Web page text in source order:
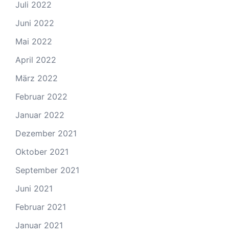
Juli 2022
Juni 2022
Mai 2022
April 2022
März 2022
Februar 2022
Januar 2022
Dezember 2021
Oktober 2021
September 2021
Juni 2021
Februar 2021
Januar 2021